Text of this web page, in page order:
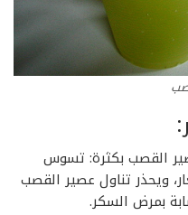
القصب بكثرة: تسوس
ويحذر تناول عصير القصب
بمرض السكر.